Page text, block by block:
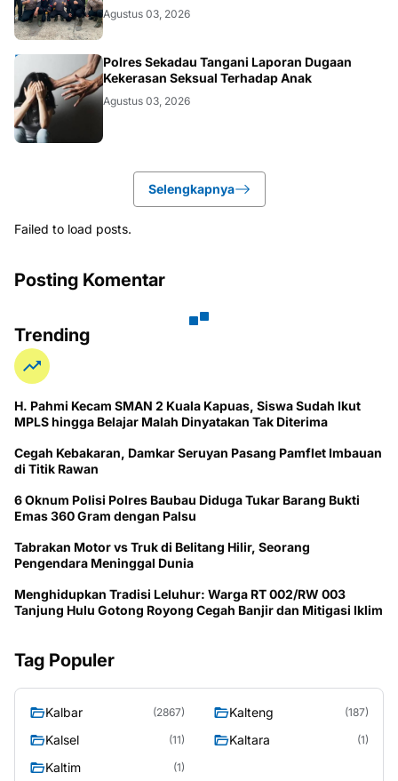
Agustus 03, 2026
HUKUM
Polres Sekadau Tangani Laporan Dugaan
Kekerasan Seksual Terhadap Anak
Agustus 03, 2026
Selengkapnya
Failed to load posts.
Posting Komentar
Trending
H. Pahmi Kecam SMAN 2 Kuala Kapuas, Siswa Sudah Ikut
MPLS hingga Belajar Malah Dinyatakan Tak Diterima
Cegah Kebakaran, Damkar Seruyan Pasang Pamflet Imbauan
di Titik Rawan
6 Oknum Polisi Polres Baubau Diduga Tukar Barang Bukti
Emas 360 Gram dengan Palsu
Tabrakan Motor vs Truk di Belitang Hilir, Seorang
Pengendara Meninggal Dunia
Menghidupkan Tradisi Leluhur: Warga RT 002/RW 003
Tanjung Hulu Gotong Royong Cegah Banjir dan Mitigasi Iklim
Tag Populer
Kalbar (2867) Kalteng (187)
Kalsel (11) Kaltara (1)
Kaltim (1)